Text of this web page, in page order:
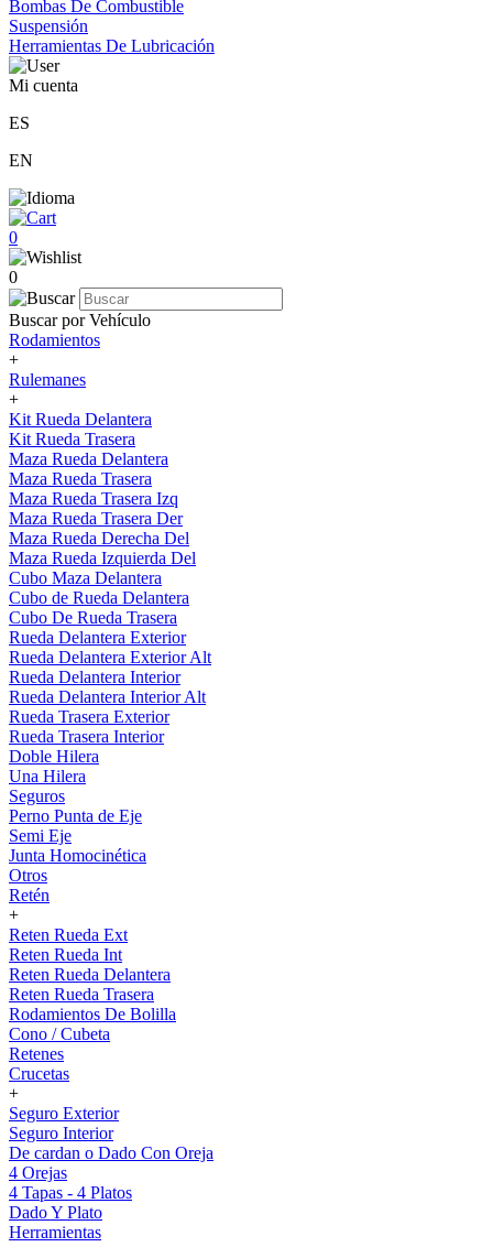
Bombas De Combustible
Suspensión
Herramientas De Lubricación
Mi cuenta
ES
EN
0
0
Buscar por Vehículo
Rodamientos
+
Rulemanes
+
Kit Rueda Delantera
Kit Rueda Trasera
Maza Rueda Delantera
Maza Rueda Trasera
Maza Rueda Trasera Izq
Maza Rueda Trasera Der
Maza Rueda Derecha Del
Maza Rueda Izquierda Del
Cubo Maza Delantera
Cubo de Rueda Delantera
Cubo De Rueda Trasera
Rueda Delantera Exterior
Rueda Delantera Exterior Alt
Rueda Delantera Interior
Rueda Delantera Interior Alt
Rueda Trasera Exterior
Rueda Trasera Interior
Doble Hilera
Una Hilera
Seguros
Perno Punta de Eje
Semi Eje
Junta Homocinética
Otros
Retén
+
Reten Rueda Ext
Reten Rueda Int
Reten Rueda Delantera
Reten Rueda Trasera
Rodamientos De Bolilla
Cono / Cubeta
Retenes
Crucetas
+
Seguro Exterior
Seguro Interior
De cardan o Dado Con Oreja
4 Orejas
4 Tapas - 4 Platos
Dado Y Plato
Herramientas